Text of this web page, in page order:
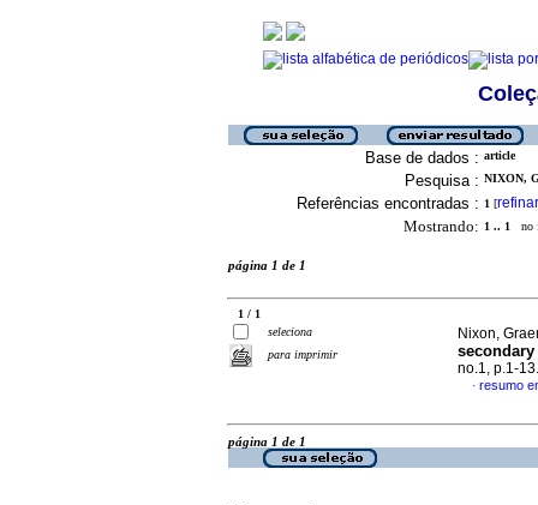
Base de dados : article
Pesquisa : NIXON,
Referências encontradas : 1 [refinar
Mostrando: 1 .. 1 no
página 1 de 1
1 / 1
seleciona
para imprimir
Nixon,
no.1, p.1-
· resumo
página 1 de 1